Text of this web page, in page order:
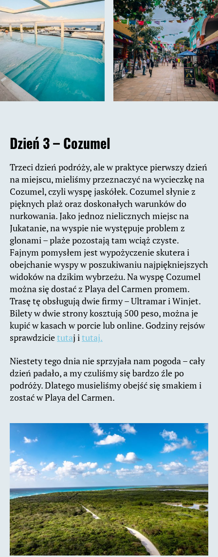
Dzień 3 – Cozumel
Trzeci dzień podróży, ale w praktyce pierwszy dzień
na miejscu, mieliśmy przeznaczyć na wycieczkę na
Cozumel, czyli wyspę jaskółek. Cozumel słynie z
pięknych plaż oraz doskonałych warunków do
nurkowania. Jako jednoz nielicznych miejsc na
Jukatanie, na wyspie nie występuje problem z
glonami – plaże pozostają tam wciąż czyste.
Fajnym pomysłem jest wypożyczenie skutera i
obejchanie wyspy w poszukiwaniu najpiękniejszych
widoków na dzikim wybrzeżu. Na wyspę Cozumel
można się dostać z Playa del Carmen promem.
Trasę tę obsługują dwie firmy – Ultramar i Winjet.
Bilety w dwie strony kosztują 500 peso, można je
kupić w kasach w porcie lub online. Godziny rejsów
sprawdzicietutaj itutaj.
Niestety tego dnia nie sprzyjała nam pogoda – cały
dzień padało, a my czuliśmy się bardzo źle po
podróży. Dlatego musieliśmy obejść się smakiem i
zostać w Playa del Carmen.